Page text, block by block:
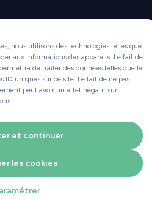
nous utilisons des technologies telles que
aux informations des appareils. Le fait de
de traiter des données telles que le
uniques sur ce site. Le fait de ne pas
peut avoir un effet négatif sur
et continuer
les cookies
!